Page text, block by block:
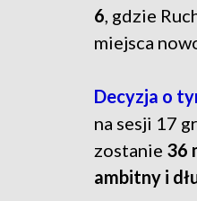
6 , gdzie
miejsca
Decyzja o
na sesji 17
zostanie 36
ambitny i